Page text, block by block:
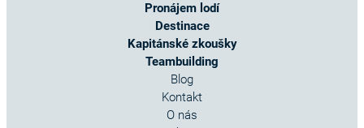
Pronájem lodí
Destinace
Kapitánské zkoušky
Teambuilding
Blog
Kontakt
O nás